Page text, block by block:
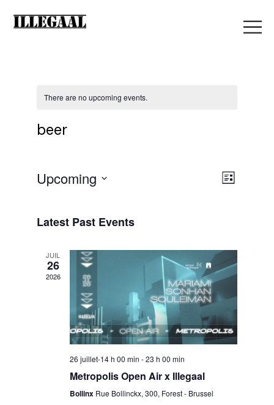
There are no upcoming events.
beer
V
e
w
s
N
E
e
n
t
List
Upcoming
Latest Past Events
JUIL
26
2026
26 juillet-14 h 00 min -23 h 00 min
Metropolis Open Air x Illegaal
Bollinx Rue Bollinckx, 300, Forest - Brussel